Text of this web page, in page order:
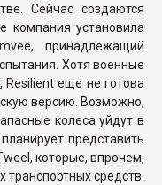
Сейчас создаются
компания установила
принадлежащий
Хотя военные
Resilient еще не готова
версию. Возможно,
колеса уйдут в
представить
которые, впрочем,
средств.